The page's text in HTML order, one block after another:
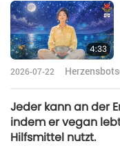
4:33
2026-07-22
Jeder kann an der
indem er vegan
Hilfsmittel nutzt.